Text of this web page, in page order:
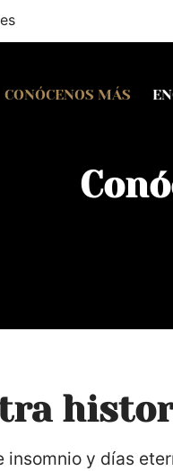
CONÓCENOS MÁS
insomnio y días